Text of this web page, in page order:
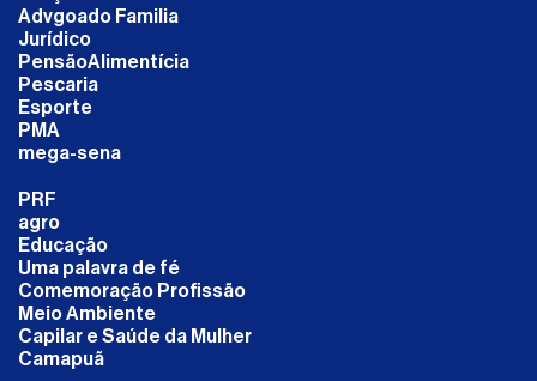
Advgoado Familia
Jurídico
PensãoAlimentícia
Pescaria
Esporte
PMA
mega-sena
PRF
agro
Educação
Uma palavra de fé
Comemoração Profissão
Meio Ambiente
Capilar e Saúde da Mulher
Camapuã